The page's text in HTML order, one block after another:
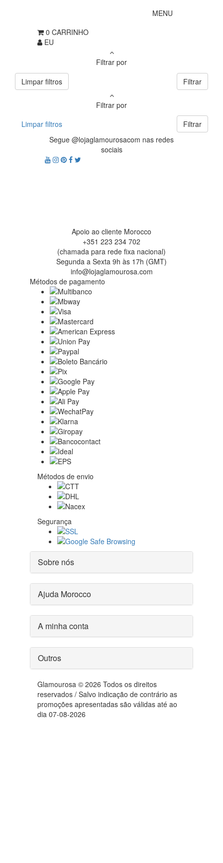
MENU
0 CARRINHO
EU
Filtrar por
Limpar filtros
Filtrar
Filtrar por
Limpar filtros
Filtrar
Segue @lojaglamourosacom nas redes
sociais
Apoio ao cliente Morocco
+351 223 234 702
(chamada para rede fixa nacional)
Segunda a Sexta 9h às 17h (GMT)
info@lojaglamourosa.com
Métodos de pagamento
Métodos de envio
Segurança
Sobre nós
Ajuda Morocco
A minha conta
Outros
Glamourosa © 2026 Todos os direitos
reservados / Salvo indicação de contrário as
promoções apresentadas são válidas até ao
dia 07-08-2026